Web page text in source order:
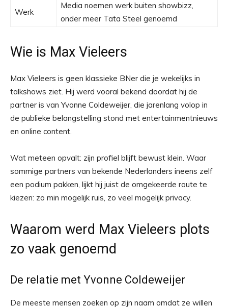
Werk
Media noemen werk buiten showbizz,
onder meer Tata Steel genoemd
Wie is Max Vieleers
Max Vieleers is geen klassieke BNer die je wekelijks in
talkshows ziet. Hij werd vooral bekend doordat hij de
partner is van Yvonne Coldeweijer, die jarenlang volop in
de publieke belangstelling stond met entertainmentnieuws
en online content.
Wat meteen opvalt: zijn profiel blijft bewust klein. Waar
sommige partners van bekende Nederlanders ineens zelf
een podium pakken, lijkt hij juist de omgekeerde route te
kiezen: zo min mogelijk ruis, zo veel mogelijk privacy.
Waarom werd Max Vieleers plots
zo vaak genoemd
De relatie met Yvonne Coldeweijer
De meeste mensen zoeken op zijn naam omdat ze willen